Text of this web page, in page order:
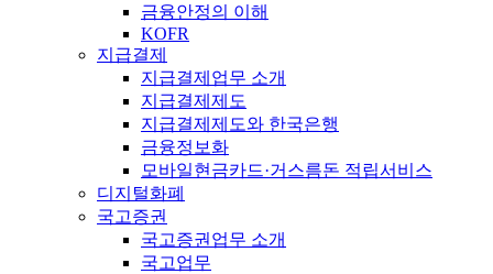
금융안정의 이해
KOFR
지급결제
지급결제업무 소개
지급결제제도
지급결제제도와 한국은행
금융정보화
모바일현금카드·거스름돈 적립서비스
디지털화폐
국고증권
국고증권업무 소개
국고업무